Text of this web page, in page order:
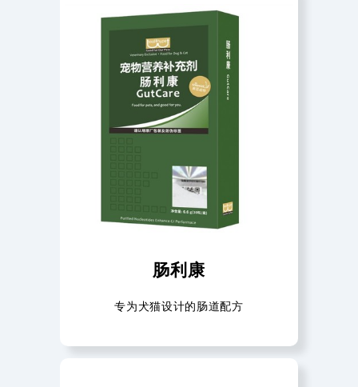
肠利康
专为犬猫设计的肠道配方